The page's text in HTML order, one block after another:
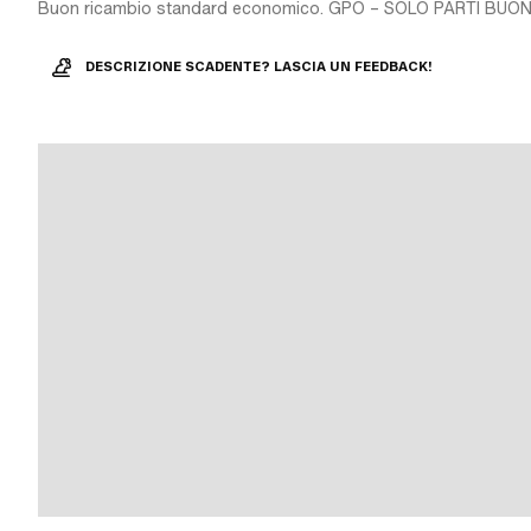
Buon ricambio standard economico. GPO – SOLO PARTI
DESCRIZIONE SCADENTE? LASCIA UN FEEDBACK!